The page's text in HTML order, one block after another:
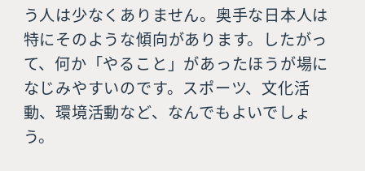
う人は少なくありません。奥手な日本人は
特にそのような傾向があります。したがっ
て、何か「やること」があったほうが場に
なじみやすいのです。スポーツ、文化活
動、環境活動など、なんでもよいでしょ
う。